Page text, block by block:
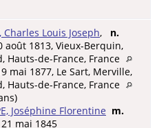
Charles Louis Joseph, n.
août 1813, Vieux-Berquin,
Hauts-de-France, France
mai 1877, Le Sart, Merville,
Hauts-de-France, France
Joséphine Florentine m.
mai 1845